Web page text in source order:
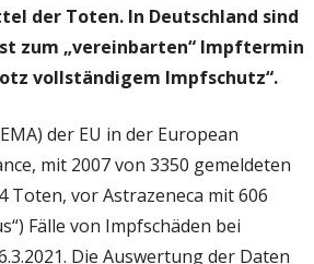
der Toten. In Deutschland sind
zum „vereinbarten“ Impftermin
vollständigem Impfschutz“.
der EU in der European
mit 2007 von 3350 gemeldeten
Toten, vor Astrazeneca mit 606
Fälle von Impfschäden bei
Die Auswertung der Daten